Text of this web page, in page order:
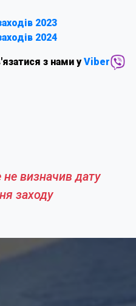
2023
2024
з нами уViber
визначив дату
заходу